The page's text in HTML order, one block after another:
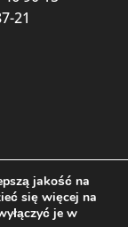
21
jakość na
się więcej na
je w